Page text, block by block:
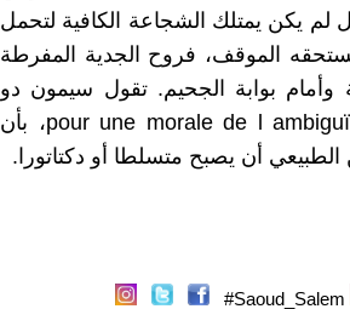
لم يكن يمتلك الشجاعة الكافية لتحمل
يستحقه الموقف، فروح الجدية المفرطة
وأمام بوابة الجحيم. تقول سيمون دو
بوفوار في كتابها عن الأخلاق الملتبسة pour une morale de l ambiguïté، بأن
أن يصبح متسلطا أو دكتاتورا.
Saoud_Salem#